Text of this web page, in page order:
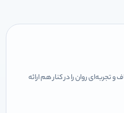
تجربه‌ای روان را در کنار هم ارائه